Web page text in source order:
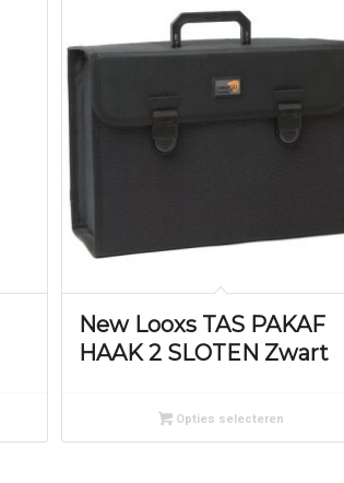
New Looxs TAS PAKAF
HAAK 2 SLOTEN Zwart
Opties selecteren